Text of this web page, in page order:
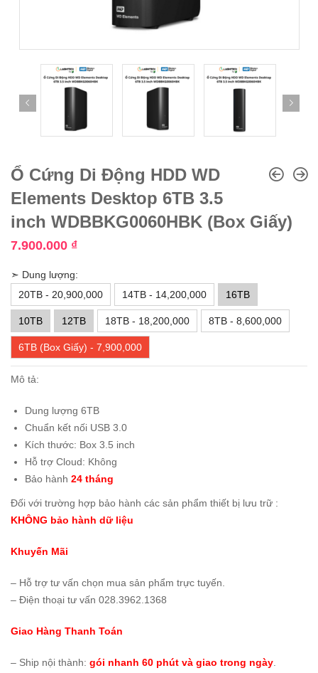
Ổ Cứng Di Động HDD WD
Elements Desktop 6TB 3.5
inch WDBBKG0060HBK (Box Giấy)
7.900.000 ₫
➣ Dung lượng:
20TB - 20,900,000
14TB - 14,200,000 16TB
10TB 12TB 18TB - 18,200,000 8TB - 8,600,000
6TB (Box Giấy) - 7,900,000
Mô tả:
Dung lượng 6TB
Chuẩn kết nối USB 3.0
Kích thước: Box 3.5 inch
Hỗ trợ Cloud: Không
Bảo hành 24 tháng
Đối với trường hợp bảo hành các sản phẩm thiết bị lưu trữ :
KHÔNG bảo hành dữ liệu
Khuyến Mãi
– Hỗ trợ tư vấn chọn mua sản phẩm trực tuyến.
– Điện thoại tư vấn 028.3962.1368
Giao Hàng Thanh Toán
– Ship nội thành: gói nhanh 60 phút và giao trong ngày